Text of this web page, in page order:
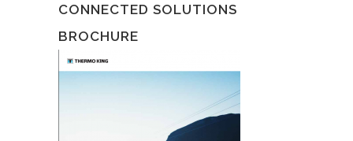
CONNECTED SOLUTIONS
BROCHURE